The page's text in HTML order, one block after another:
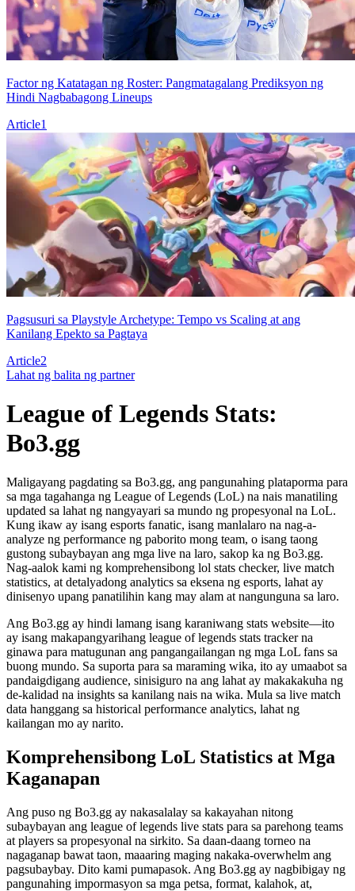
Factor ng Katatagan ng Roster: Pangmatagalang Prediksyon ng
Hindi Nagbabagong Lineups
Article1
Pagsusuri sa Playstyle Archetype: Tempo vs Scaling at ang
Kanilang Epekto sa Pagtaya
Article2
Lahat ng balita ng partner
League of Legends Stats:
Bo3.gg
Maligayang pagdating sa Bo3.gg, ang pangunahing plataporma para
sa mga tagahanga ng League of Legends (LoL) na nais manatiling
updated sa lahat ng nangyayari sa mundo ng propesyonal na LoL.
Kung ikaw ay isang esports fanatic, isang manlalaro na nag-a-
analyze ng performance ng paborito mong team, o isang taong
gustong subaybayan ang mga live na laro, sakop ka ng Bo3.gg.
Nag-aalok kami ng komprehensibong lol stats checker, live match
statistics, at detalyadong analytics sa eksena ng esports, lahat ay
dinisenyo upang panatilihin kang may alam at nangunguna sa laro.
Ang Bo3.gg ay hindi lamang isang karaniwang stats website—ito
ay isang makapangyarihang league of legends stats tracker na
ginawa para matugunan ang pangangailangan ng mga LoL fans sa
buong mundo. Sa suporta para sa maraming wika, ito ay umaabot sa
pandaigdigang audience, sinisiguro na ang lahat ay makakakuha ng
de-kalidad na insights sa kanilang nais na wika. Mula sa live match
data hanggang sa historical performance analytics, lahat ng
kailangan mo ay narito.
Komprehensibong LoL Statistics at Mga
Kaganapan
Ang puso ng Bo3.gg ay nakasalalay sa kakayahan nitong
subaybayan ang league of legends live stats para sa parehong teams
at players sa propesyonal na sirkito. Sa daan-daang torneo na
nagaganap bawat taon, maaaring maging nakaka-overwhelm ang
pagsubaybay. Dito kami pumapasok. Ang Bo3.gg ay nagbibigay ng
pangunahing impormasyon sa mga petsa, format, kalahok, at,